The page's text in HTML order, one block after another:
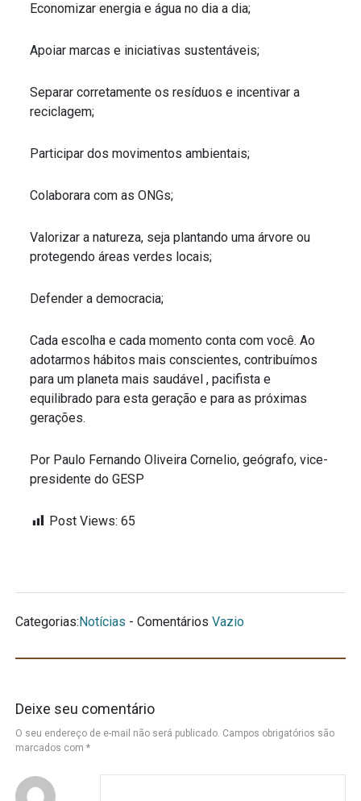
Economizar energia e água no dia a dia;
Apoiar marcas e iniciativas sustentáveis;
Separar corretamente os resíduos e incentivar a
reciclagem;
Participar dos movimentos ambientais;
Colaborara com as ONGs;
Valorizar a natureza, seja plantando uma árvore ou
protegendo áreas verdes locais;
Defender a democracia;
Cada escolha e cada momento conta com você. Ao
adotarmos hábitos mais conscientes, contribuímos
para um planeta mais saudável , pacifista e
equilibrado para esta geração e para as próximas
gerações.
Por Paulo Fernando Oliveira Cornelio, geógrafo, vice-
presidente do GESP
Post Views: 65
Categorias: Notícias - Comentários Vazio
Deixe seu comentário
O seu endereço de e-mail não será publicado. Campos obrigatórios são
marcados com *